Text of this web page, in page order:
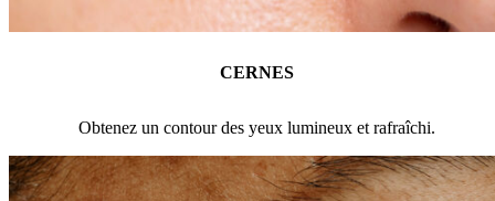
CERNES
Obtenez un contour des yeux lumineux et rafraîchi.